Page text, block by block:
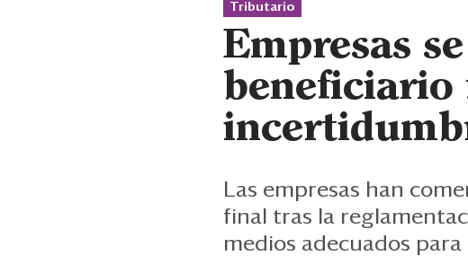
Tributario
Empresas
beneficiario
Las empresas han
final tras la
medios adecuados